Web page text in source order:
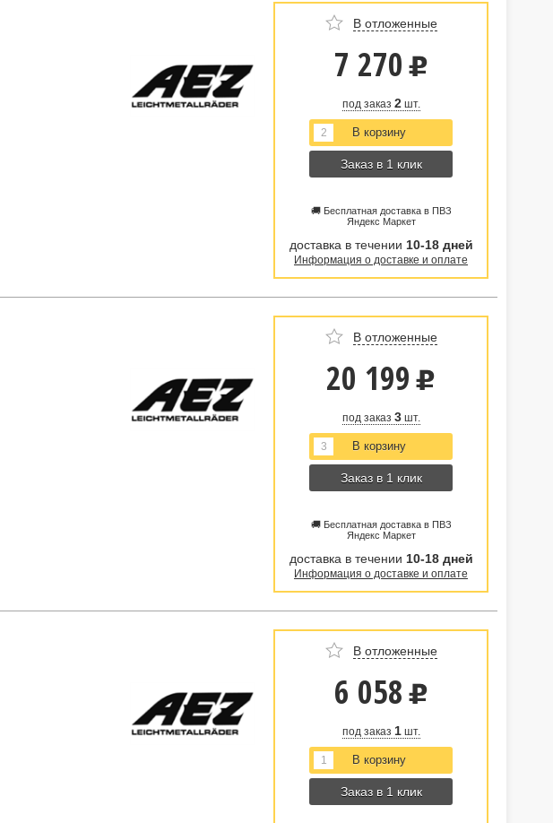
В отложенные
7 270 u
под заказ 2шт.
Заказ в 1 клик
🚚 Бесплатная доставка в ПВЗ
Яндекс Маркет
доставка в течении 10-18 дней
Информация о доставке и оплате
В отложенные
20 199 u
под заказ 3шт.
Заказ в 1 клик
🚚 Бесплатная доставка в ПВЗ
Яндекс Маркет
доставка в течении 10-18 дней
Информация о доставке и оплате
В отложенные
6 058 u
под заказ 1шт.
Заказ в 1 клик